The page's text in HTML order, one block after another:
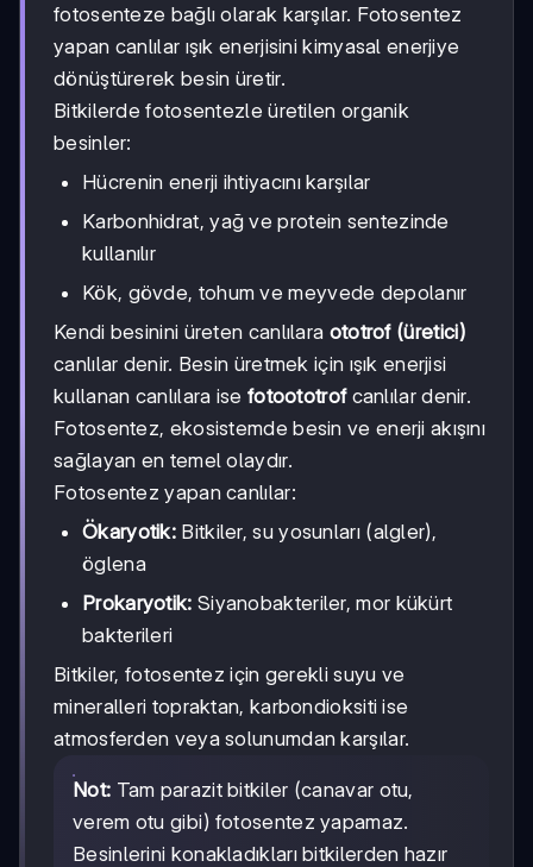
fotosenteze bağlı olarak karşılar. Fotosentez
yapan canlılar ışık enerjisini kimyasal enerjiye
dönüştürerek besin üretir.
Bitkilerde fotosentezle üretilen organik
besinler:
Hücrenin enerji ihtiyacını karşılar
Karbonhidrat, yağ ve protein sentezinde
kullanılır
Kök, gövde, tohum ve meyvede depolanır
Kendi besinini üreten canlılara ototrof (üretici)
canlılar denir. Besin üretmek için ışık enerjisi
kullanan canlılara ise fotoototrofcanlılar denir.
Fotosentez, ekosistemde besin ve enerji akışını
sağlayan en temel olaydır.
Fotosentez yapan canlılar:
Ökaryotik: Bitkiler, su yosunları (algler),
öglena
Prokaryotik: Siyanobakteriler, mor kükürt
bakterileri
Bitkiler, fotosentez için gerekli suyu ve
mineralleri topraktan, karbondioksiti ise
atmosferden veya solunumdan karşılar.
Not: Tam parazit bitkiler (canavar otu,
verem otu gibi) fotosentez yapamaz.
Besinlerini konakladıkları bitkilerden hazır